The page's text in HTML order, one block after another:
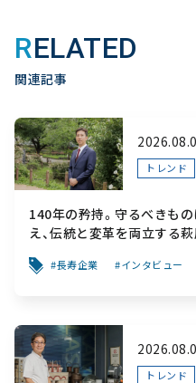
RELATED
関連記事
トレンド
140年の矜持。守るべきも
え、伝統と変革を両立する
長寿企業 インタビュー
トレンド